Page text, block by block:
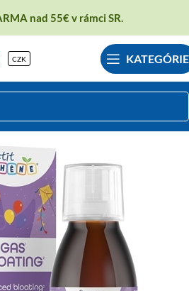
nad 55€ v rámci SR.
CZK KATEGÓRIE